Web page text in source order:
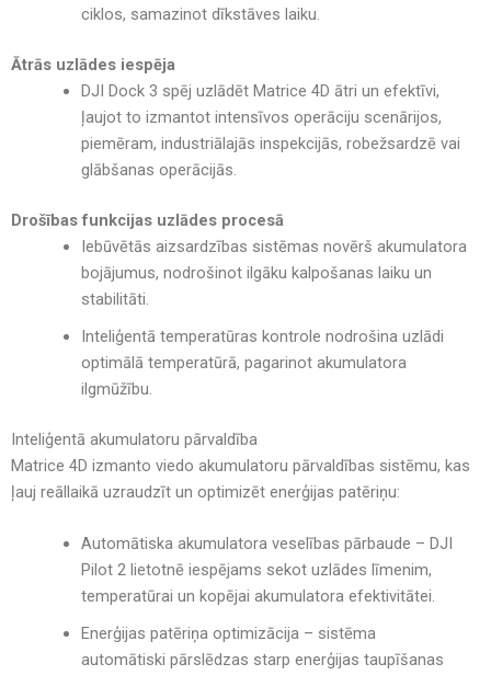
ciklos, samazinot dīkstāves laiku.
Ātrās uzlādes iespēja
DJI Dock 3 spēj uzlādēt Matrice 4D ātri un efektīvi,
ļaujot to izmantot intensīvos operāciju scenārijos,
piemēram, industriālajās inspekcijās, robežsardzē vai
glābšanas operācijās.
Drošības funkcijas uzlādes procesā
Iebūvētās aizsardzības sistēmas novērš akumulatora
bojājumus, nodrošinot ilgāku kalpošanas laiku un
stabilitāti.
Inteliģentā temperatūras kontrole nodrošina uzlādi
optimālā temperatūrā, pagarinot akumulatora
ilgmūžību.
Inteliģentā akumulatoru pārvaldība
Matrice 4D izmanto viedo akumulatoru pārvaldības sistēmu, kas
ļauj reāllaikā uzraudzīt un optimizēt enerģijas patēriņu:
Automātiska akumulatora veselības pārbaude – DJI
Pilot 2 lietotnē iespējams sekot uzlādes līmenim,
temperatūrai un kopējai akumulatora efektivitātei.
Enerģijas patēriņa optimizācija– sistēma
automātiski pārslēdzas starp enerģijas taupīšanas